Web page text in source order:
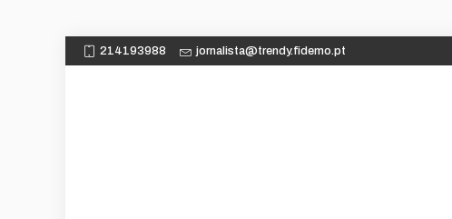
214193988 jornalista@trendy.fidemo.pt